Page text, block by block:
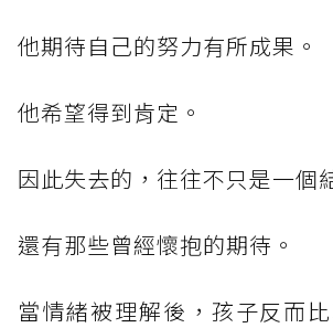
他期待自己的努力有所成果。
他希望得到肯定。
因此失去的，往往不只是一個
還有那些曾經懷抱的期待。
當情緒被理解後，孩子反而